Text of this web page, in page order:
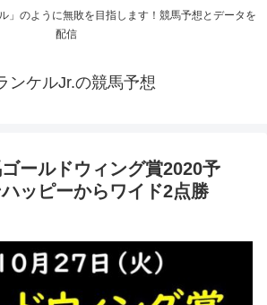
」のように無敗を目指します！競馬予想とデータを
配信
ンケルJr.の競馬予想
ゴールドウィング賞2020予
ッピーからワイド2点勝